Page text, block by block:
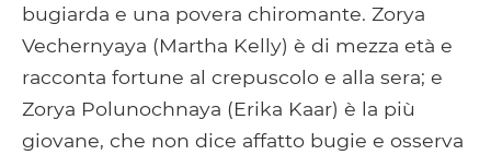
bugiarda e una povera chiromante. Zorya
Vechernyaya (Martha Kelly) è di mezza età e
racconta fortune al crepuscolo e alla sera; e
Zorya Polunochnaya (Erika Kaar) è la più
giovane, che non dice affatto bugie e osserva